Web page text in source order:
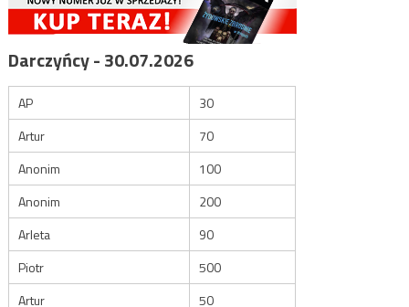
Darczyńcy - 30.07.2026
AP
30
Artur
70
Anonim
100
Anonim
200
Arleta
90
Piotr
500
Artur
50